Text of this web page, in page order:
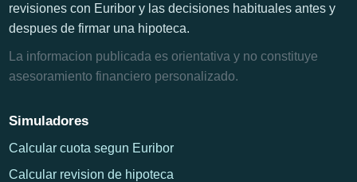
revisiones con Euribor y las decisiones habituales antes y
despues de firmar una hipoteca.
La informacion publicada es orientativa y no constituye
asesoramiento financiero personalizado.
Simuladores
Calcular cuota segun Euribor
Calcular revision de hipoteca